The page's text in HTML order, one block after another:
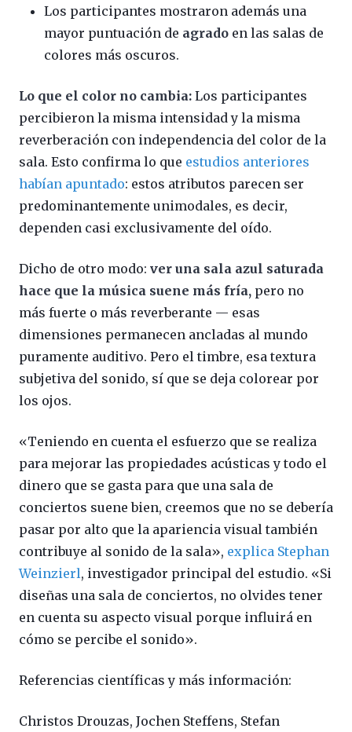
Los participantes mostraron además una
mayor puntuación de agrado en las salas de
colores más oscuros.
Lo que el color no cambia: Los participantes
percibieron la misma intensidad y la misma
reverberación con independencia del color de la
sala. Esto confirma lo que estudios anteriores
habían apuntado: estos atributos parecen ser
predominantemente unimodales, es decir,
dependen casi exclusivamente del oído.
Dicho de otro modo: ver una sala azul saturada
hace que la música suene más fría, pero no
más fuerte o más reverberante — esas
dimensiones permanecen ancladas al mundo
puramente auditivo. Pero el timbre, esa textura
subjetiva del sonido, sí que se deja colorear por
los ojos.
«Teniendo en cuenta el esfuerzo que se realiza
para mejorar las propiedades acústicas y todo el
dinero que se gasta para que una sala de
conciertos suene bien, creemos que no se debería
pasar por alto que la apariencia visual también
contribuye al sonido de la sala», explica Stephan
Weinzierl, investigador principal del estudio. «Si
diseñas una sala de conciertos, no olvides tener
en cuenta su aspecto visual porque influirá en
cómo se percibe el sonido».
Referencias científicas y más información:
Christos Drouzas, Jochen Steffens, Stefan